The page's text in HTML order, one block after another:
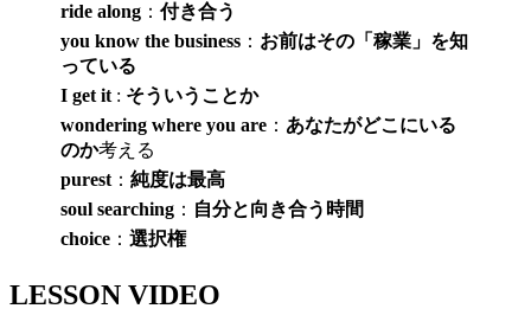
ride along ： 付き合う
you know the business ： お前はその「稼業」を知
っている
I get it: そういうことか
wondering where you are ： あなたがどこにいる
のか考える
purest： 純度は最高
soul searching ： 自分と向き合う時間
choice ： 選択権
LESSON VIDEO